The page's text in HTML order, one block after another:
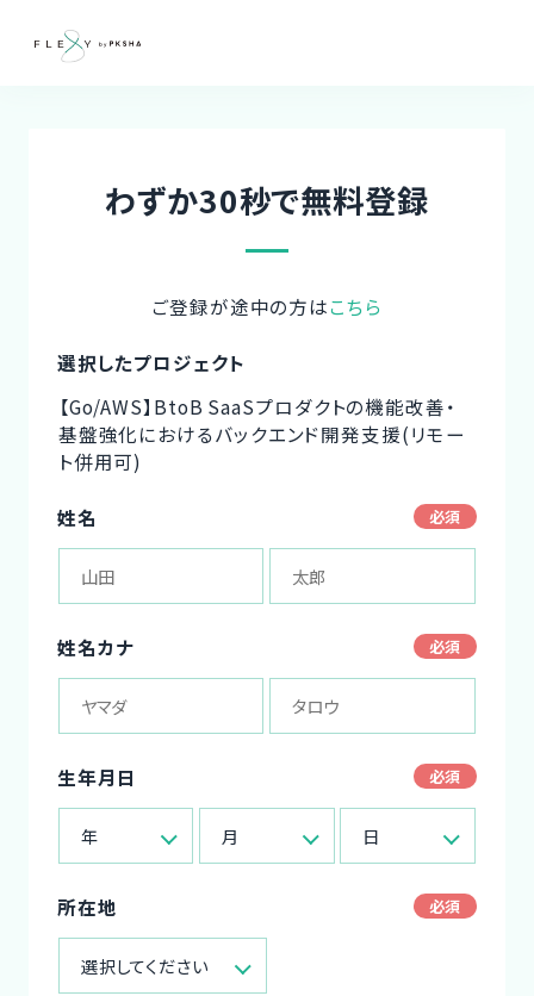
わずか30秒で無料登録
ご登録が途中の方はこちら
選択したプロジェクト
【Go/AWS】BtoB SaaSプロダクトの機能改善・
基盤強化におけるバックエンド開発支援(リモー
ト併用可)
姓名
姓名カナ
生年月日
年 月 日
所在地
選択してください